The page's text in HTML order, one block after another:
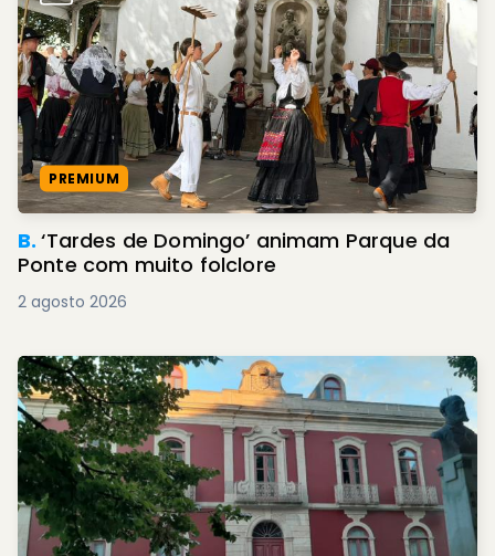
PREMIUM
B.‘Tardes de Domingo’ animam Parque da
Ponte com muito folclore
2 agosto 2026